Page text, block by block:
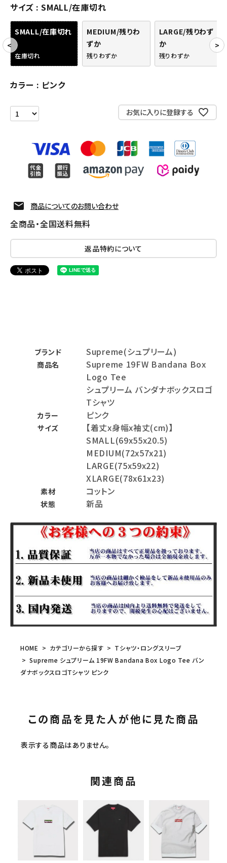
SEASON
CONTENTS
ようこそ ゲスト 様
meeting_room ログイン
Follow us
サイズ SMALL/在庫切れ
SMALL/在庫切れ
在庫切れ
MEDIUM/残りわ
ずか
残りわずか
LARGE/残りわず
か
残りわずか
カラー ピンク
お気に入りに登録する
商品についてのお問い合わせ
全商品・全国送料無料
返品特約について
ブランド Supreme(シュプリーム)
商品名
Supreme 19FW Bandana Box
Logo Tee
シュプリーム バンダナボックスロゴ
Tシャツ
カラー ピンク
サイズ
【着丈x身幅x袖丈(cm)】
SMALL(69x55x20.5)
MEDIUM(72x57x21)
LARGE(75x59x22)
XLARGE(78x61x23)
素材 コットン
状態 新品
HOME カテゴリーから探す
Tシャツ・ロングスリーブ
Supreme シュプリーム 19FW Bandana Box Logo Tee バン
ダナボックスロゴTシャツ ピンク
この商品を見た人が他に見た商品
表示する商品はありません。
関連商品